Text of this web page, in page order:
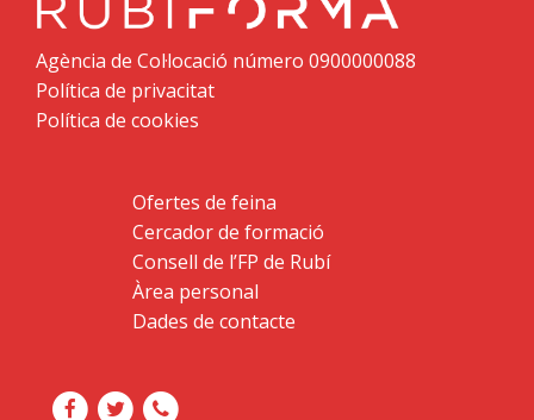
Agència de Col·locació número 0900000088
Política de privacitat
Política de cookies
Ofertes de feina
Cercador de formació
Consell de l’FP de Rubí
Àrea personal
Dades de contacte